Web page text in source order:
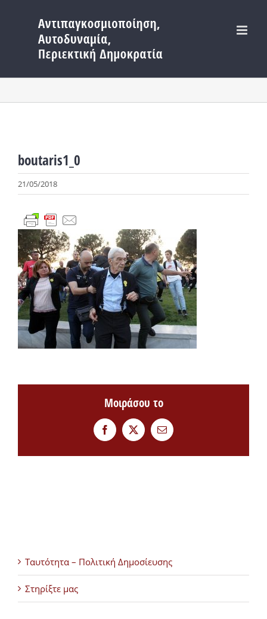
περιεχόμενο
boutaris1_0
21/05/2018
Μοιράσου το
FacebookTwitterEmail
Ταυτότητα – Πολιτική Δημοσίευσης
Στηρίξτε μας